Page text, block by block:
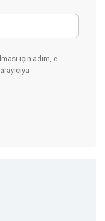
için adım, e-